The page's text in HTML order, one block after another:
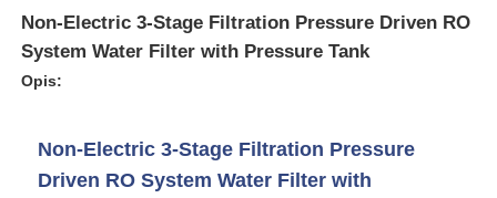
Non-Electric 3-Stage Filtration Pressure Driven RO
System Water Filter with Pressure Tank
Opis:
Non-Electric 3-Stage Filtration Pressure
Driven RO System Water Filter with